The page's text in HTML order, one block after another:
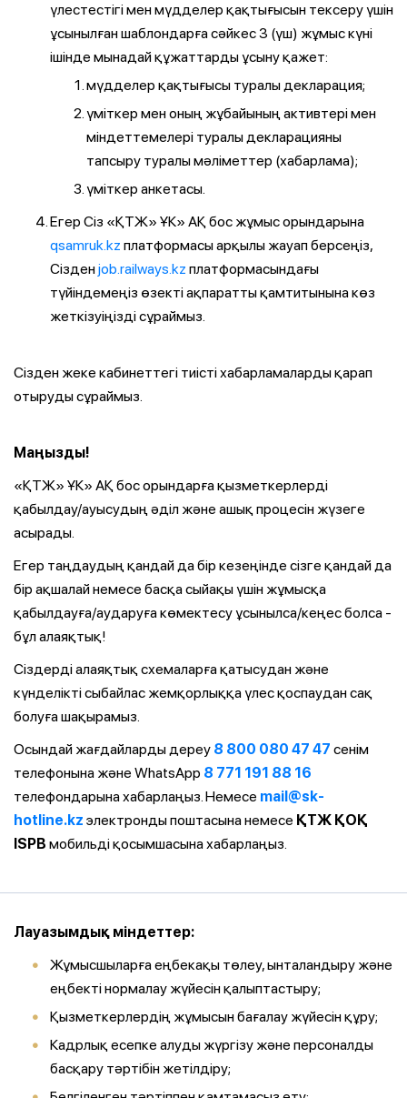
үлестестігі мен мүдделер қақтығысын тексеру үшін
ұсынылған шаблондарға сәйкес 3 (үш) жұмыс күні
ішінде мынадай құжаттарды ұсыну қажет:
мүдделер қақтығысы туралы декларация;
үміткер мен оның жұбайының активтері мен
міндеттемелері туралы декларацияны
тапсыру туралы мәліметтер (хабарлама);
үміткер анкетасы.
Егер Сіз «ҚТЖ» ҰК» АҚ бос жұмыс орындарына
qsamruk.kz платформасы арқылы жауап берсеңіз,
Сізденjob.railways.kz платформасындағы
түйіндемеңіз өзекті ақпаратты қамтитынына көз
жеткізуіңізді сұраймыз.
Сізден жеке кабинеттегі тиісті хабарламаларды қарап
отыруды сұраймыз.
Маңызды!
«ҚТЖ» ҰК» АҚ бос орындарға қызметкерлерді
қабылдау/ауысудың әділ және ашық процесін жүзеге
асырады.
Егер таңдаудың қандай да бір кезеңінде сізге қандай да
бір ақшалай немесе басқа сыйақы үшін жұмысқа
қабылдауға/аударуға көмектесу ұсынылса/кеңес болса -
бұл алаяқтық!
Сіздерді алаяқтық схемаларға қатысудан және
күнделікті сыбайлас жемқорлыққа үлес қоспаудан сақ
болуға шақырамыз.
Осындай жағдайларды дереу 8 800 080 47 47 сенім
телефонына және WhatsApp 8 771 191 88 16
телефондарына хабарлаңыз. Немесе mail@sk-
hotline.kz электронды поштасына немесе ҚТЖ ҚОҚ
ISPB мобильді қосымшасына хабарлаңыз.
Лауазымдық міндеттер:
Жұмысшыларға еңбекақы төлеу, ынталандыру және
еңбекті нормалау жүйесін қалыптастыру;
Қызметкерлердің жұмысын бағалау жүйесін құру;
Кадрлық есепке алуды жүргізу және персоналды
басқару тәртібін жетілдіру;